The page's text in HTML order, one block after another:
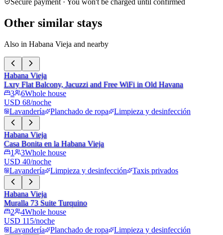
Secure payment · You won't be charged until confirmed
Other similar stays
Also in Habana Vieja and nearby
Habana Vieja
Lxry Flat Balcony, Jacuzzi and Free WiFi in Old Havana
3
6Whole house
USD 68/noche
Lavandería
Planchado de ropa Limpieza y desinfección
Habana Vieja
Casa Bonita en la Habana Vieja
1
3Whole house
USD 40/noche
Lavandería
Limpieza y desinfección Taxis privados
Habana Vieja
Muralla 73 Suite Turquino
2
4Whole house
USD 115/noche
Lavandería
Planchado de ropa Limpieza y desinfección